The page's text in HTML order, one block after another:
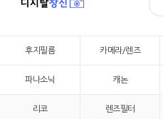
후지필름 카메라/렌즈
파나소닉 캐논
리코 렌즈필터